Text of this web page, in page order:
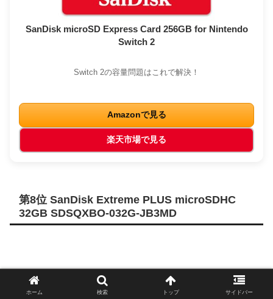
SanDisk microSD Express Card 256GB for Nintendo
Switch 2
Switch 2の容量問題はこれで解決！
Amazonで見る
楽天市場で見る
第8位 SanDisk Extreme PLUS microSDHC
32GB SDSQXBO-032G-JB3MD
ホーム 検索 トップ サイドバー